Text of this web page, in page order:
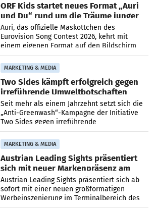
ORF Kids startet neues Format „Auri
und Du“ rund um die Träume junger
Menschen
Auri, das offizielle Maskottchen des
Eurovision Song Contest 2026, kehrt mit
einem eigenen Format auf den Bildschirm
zurück. In der neuen Sendung „Auri und Du“
bei ORF Kids steht
MARKETING & MEDIA
Two Sides kämpft erfolgreich gegen
irreführende Umweltbotschaften
beim Papiereinsatz
Seit mehr als einem Jahrzehnt setzt sich die
„Anti-Greenwash“-Kampagne der Initiative
Two Sides gegen irreführende
Umweltaussagen bei Papierkommunikation
und papierbasierten Verpackungen
MARKETING & MEDIA
Austrian Leading Sights präsentiert
sich mit neuer Markenpräsenz am
Flughafen Wien
Austrian Leading Sights präsentiert sich ab
sofort mit einer neuen großformatigen
Werbeinszenierung im Terminalbereich des
Flughafen Wien. Die Präsenz befindet sich im